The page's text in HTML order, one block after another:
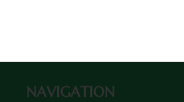
NAVIGATION